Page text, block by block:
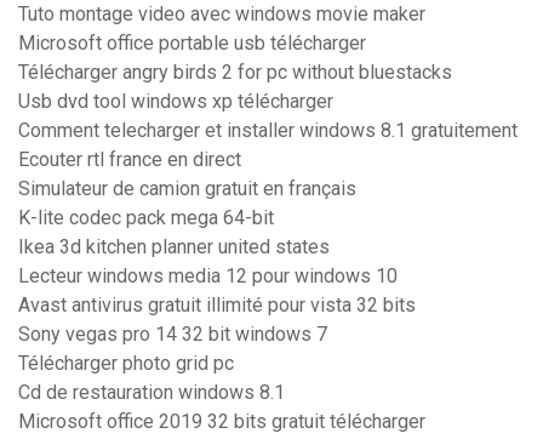
Tuto montage video avec windows movie maker
Microsoft office portable usb télécharger
Télécharger angry birds 2 for pc without bluestacks
Usb dvd tool windows xp télécharger
Comment telecharger et installer windows 8.1 gratuitement
Ecouter rtl france en direct
Simulateur de camion gratuit en français
K-lite codec pack mega 64-bit
Ikea 3d kitchen planner united states
Lecteur windows media 12 pour windows 10
Avast antivirus gratuit illimité pour vista 32 bits
Sony vegas pro 14 32 bit windows 7
Télécharger photo grid pc
Cd de restauration windows 8.1
Microsoft office 2019 32 bits gratuit télécharger